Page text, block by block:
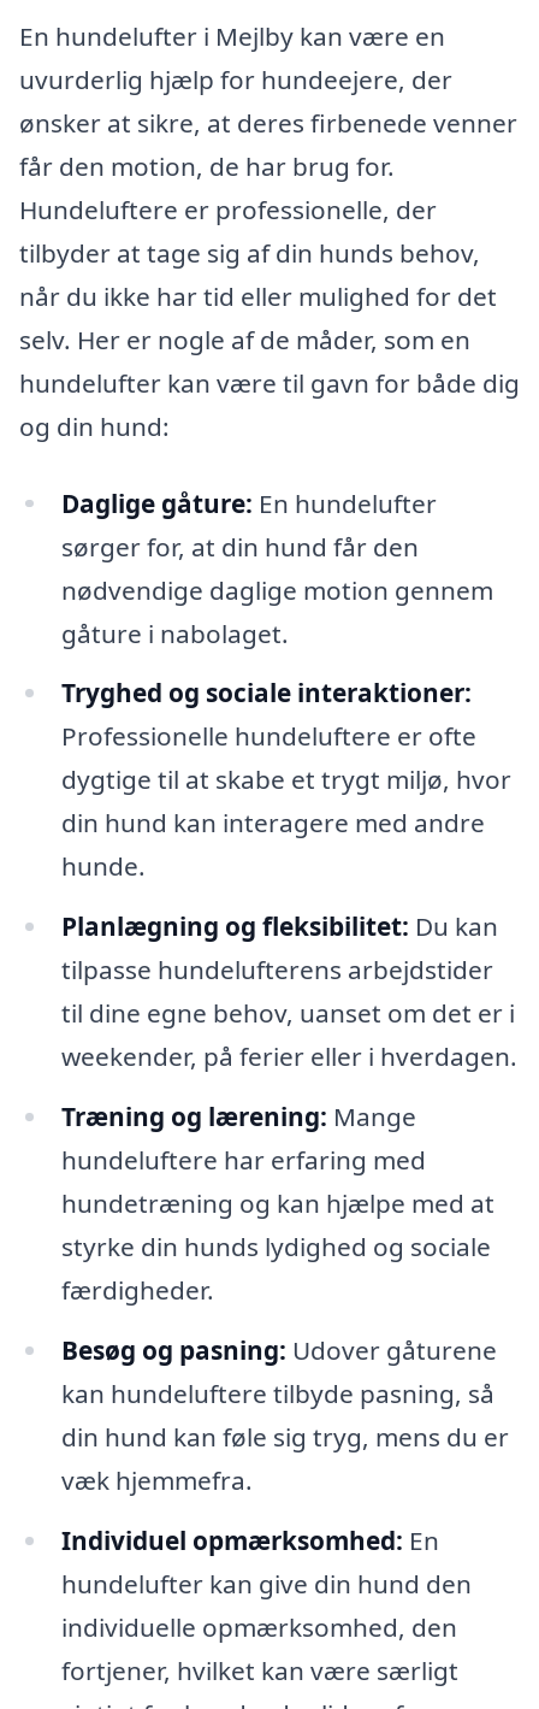
En hundelufter i Mejlby kan være en
uvurderlig hjælp for hundeejere, der
ønsker at sikre, at deres firbenede venner
får den motion, de har brug for.
Hundeluftere er professionelle, der
tilbyder at tage sig af din hunds behov,
når du ikke har tid eller mulighed for det
selv. Her er nogle af de måder, som en
hundelufter kan være til gavn for både dig
og din hund:
Daglige gåture: En hundelufter
sørger for, at din hund får den
nødvendige daglige motion gennem
gåture i nabolaget.
Tryghed og sociale interaktioner:
Professionelle hundeluftere er ofte
dygtige til at skabe et trygt miljø, hvor
din hund kan interagere med andre
hunde.
Planlægning og fleksibilitet: Du kan
tilpasse hundelufterens arbejdstider
til dine egne behov, uanset om det er i
weekender, på ferier eller i hverdagen.
Træning og lærening: Mange
hundeluftere har erfaring med
hundetræning og kan hjælpe med at
styrke din hunds lydighed og sociale
færdigheder.
Besøg og pasning: Udover gåturene
kan hundeluftere tilbyde pasning, så
din hund kan føle sig tryg, mens du er
væk hjemmefra.
Individuel opmærksomhed: En
hundelufter kan give din hund den
individuelle opmærksomhed, den
fortjener, hvilket kan være særligt